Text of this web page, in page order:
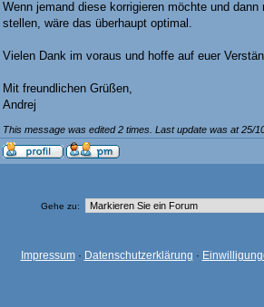
Wenn jemand diese korrigieren möchte und
stellen, wäre das überhaupt optimal.
Vielen Dank im voraus und hoffe auf euer
Mit freundlichen Grüßen,
Andrej
This message was edited 2 times. Last update was at 25/
Gehe zu:
Impressum· Datenschutzerklärung ·